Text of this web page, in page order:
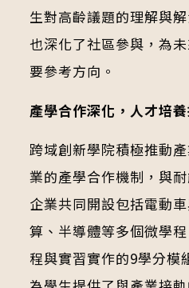
生對高齡議題的理解與
也深化了社區參與，為
要參考方向。
產學合作深化，人才培
跨域創新學院積極推動
業的產學合作機制，與
企業共同開設包括電動
算、半導體等多個微學
程與實習實作的9學分模